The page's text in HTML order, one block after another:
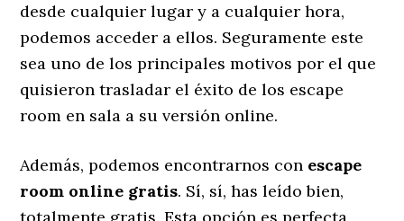
desde cualquier lugar y a cualquier hora,
podemos acceder a ellos. Seguramente este
sea uno de los principales motivos por el que
quisieron trasladar el éxito de los escape
room en sala a su versión online.
Además, podemos encontrarnos con escape
room online gratis. Sí, sí, has leído bien,